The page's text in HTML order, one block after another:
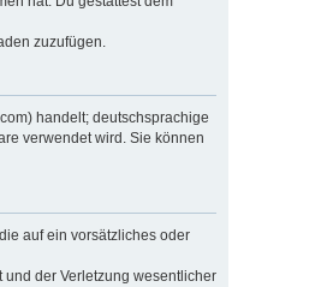
zuzufügen.
handelt; deutschsprachige
verwendet wird. Sie können
auf ein vorsätzliches oder
der Verletzung wesentlicher